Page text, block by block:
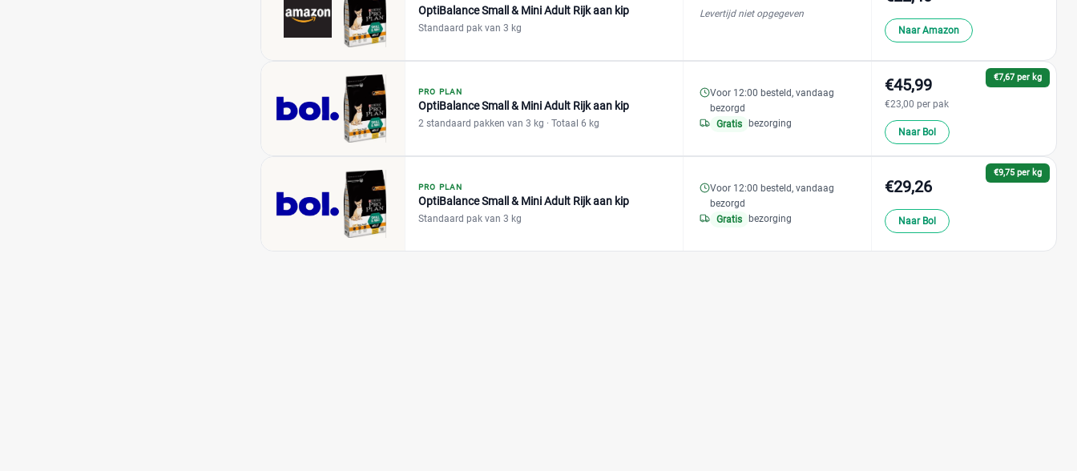
OptiBalance Small & Mini Adult Rijk aan kip
Standaard pak van 3 kg
Levertijd niet opgegeven
Naar Amazon
PRO PLAN
OptiBalance Small & Mini Adult Rijk aan kip
2 standaard pakken van 3 kg · Totaal 6 kg
Voor 12:00 besteld, vandaag
bezorgd
Gratis bezorging
€7,67 per kg
€45,99
€23,00 per pak
Naar Bol
PRO PLAN
OptiBalance Small & Mini Adult Rijk aan kip
Standaard pak van 3 kg
Voor 12:00 besteld, vandaag
bezorgd
Gratis bezorging
€9,75 per kg
€29,26
Naar Bol